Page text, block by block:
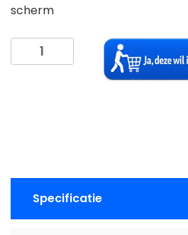
scherm
+
Specificatie